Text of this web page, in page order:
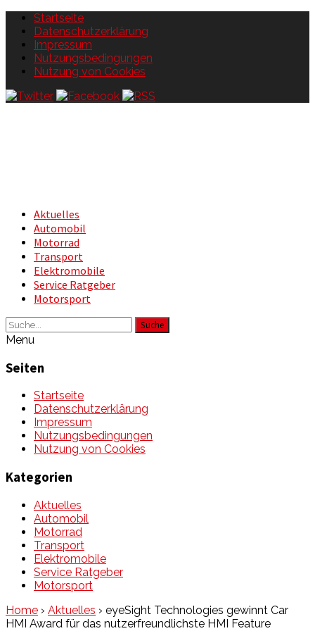
Startseite
Datenschutzerklärung
Impressum
Nutzungsbedingungen
Nutzung von Cookies
Aktuelles
Automobil
Motorrad
Transport
Elektromobile
Service Ratgeber
Motorsport
Suche
Menu
Seiten
Startseite
Datenschutzerklärung
Impressum
Nutzungsbedingungen
Nutzung von Cookies
Kategorien
Aktuelles
Automobil
Motorrad
Transport
Elektromobile
Service Ratgeber
Motorsport
Home › Aktuelles › eyeSight Technologies gewinnt Car
HMI Award für das nutzerfreundlichste HMI Feature